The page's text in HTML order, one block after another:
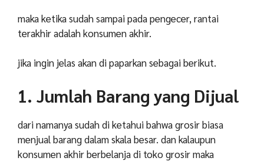
maka ketika sudah sampai pada pengecer, rantai
terakhir adalah konsumen akhir.
jika ingin jelas akan di paparkan sebagai berikut.
1. Jumlah Barang yang Dijual
dari namanya sudah di ketahui bahwa grosir biasa
menjual barang dalam skala besar. dan kalaupun
konsumen akhir berbelanja di toko grosir maka